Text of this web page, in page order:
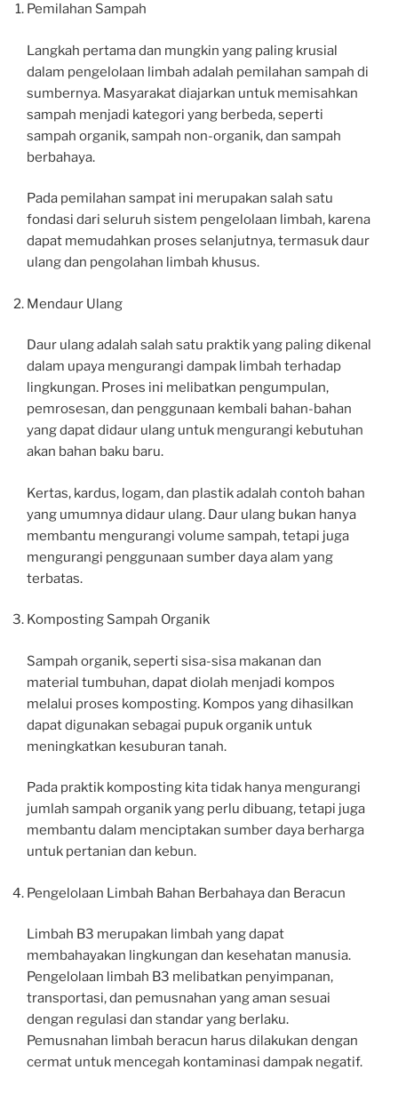
Pemilahan Sampah
Langkah pertama dan mungkin yang paling krusial
dalam pengelolaan limbah adalah pemilahan sampah di
sumbernya. Masyarakat diajarkan untuk memisahkan
sampah menjadi kategori yang berbeda, seperti
sampah organik, sampah non-organik, dan sampah
berbahaya.
Pada pemilahan sampat ini merupakan salah satu
fondasi dari seluruh sistem pengelolaan limbah, karena
dapat memudahkan proses selanjutnya, termasuk daur
ulang dan pengolahan limbah khusus.
Mendaur Ulang
Daur ulang adalah salah satu praktik yang paling dikenal
dalam upaya mengurangi dampak limbah terhadap
lingkungan. Proses ini melibatkan pengumpulan,
pemrosesan, dan penggunaan kembali bahan-bahan
yang dapat didaur ulang untuk mengurangi kebutuhan
akan bahan baku baru.
Kertas, kardus, logam, dan plastik adalah contoh bahan
yang umumnya didaur ulang. Daur ulang bukan hanya
membantu mengurangi volume sampah, tetapi juga
mengurangi penggunaan sumber daya alam yang
terbatas.
Komposting Sampah Organik
Sampah organik, seperti sisa-sisa makanan dan
material tumbuhan, dapat diolah menjadi kompos
melalui proses komposting. Kompos yang dihasilkan
dapat digunakan sebagai pupuk organik untuk
meningkatkan kesuburan tanah.
Pada praktik komposting kita tidak hanya mengurangi
jumlah sampah organik yang perlu dibuang, tetapi juga
membantu dalam menciptakan sumber daya berharga
untuk pertanian dan kebun.
Pengelolaan Limbah Bahan Berbahaya dan Beracun
Limbah B3 merupakan limbah yang dapat
membahayakan lingkungan dan kesehatan manusia.
Pengelolaan limbah B3 melibatkan penyimpanan,
transportasi, dan pemusnahan yang aman sesuai
dengan regulasi dan standar yang berlaku.
Pemusnahan limbah beracun harus dilakukan dengan
cermat untuk mencegah kontaminasi dampak negatif.